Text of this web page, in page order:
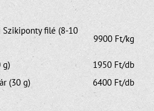
filé (8-10
9900 Ft/kg
g)
1950 Ft/db
(30 g)
6400 Ft/db